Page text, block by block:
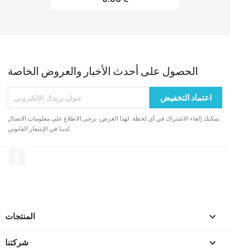
الحصول على أحدث الأخبار والعروض الخاصة
يمكنك إلغاء الاشتراك في أي لحظة. لهذا الغرض، يرجى الاطلاع على معلومات الاتصال
لدينا في الإشعار القانوني.
المنتجات 
شركتنا 